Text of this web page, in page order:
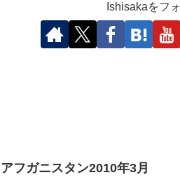
Ishisakaをフ
アフガニスタン2010年3月